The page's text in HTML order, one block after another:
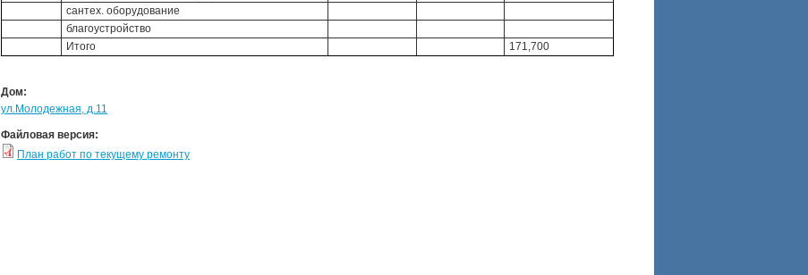
сантех. оборудование
благоустройство
Итого
171,700
Дом:
ул.Молодежная, д.11
Файловая версия:
План работ по текущему ремонту